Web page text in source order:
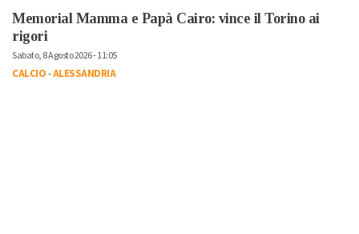
Memorial Mamma e Papà Cairo: vince il Torino ai
rigori
Sabato, 8 Agosto 2026 - 11:05
CALCIO-ALESSANDRIA